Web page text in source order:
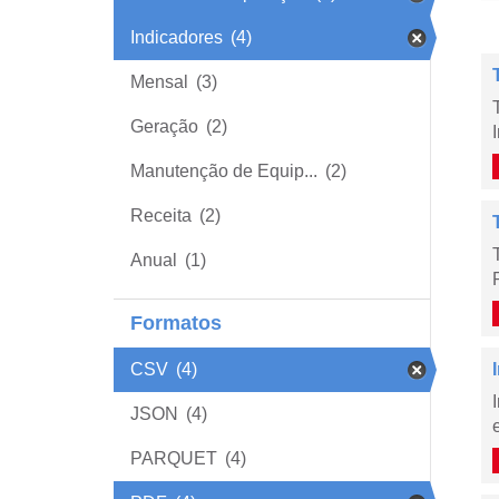
Indicadores (4)
Mensal (3)
Geração (2)
Manutenção de Equip... (2)
Receita (2)
Anual (1)
Formatos
CSV (4)
JSON (4)
PARQUET (4)